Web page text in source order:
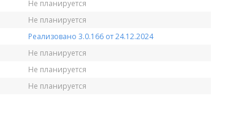
Не планируется
Не планируется
Реализовано 3.0.166 от 24.12.2024
Не планируется
Не планируется
Не планируется